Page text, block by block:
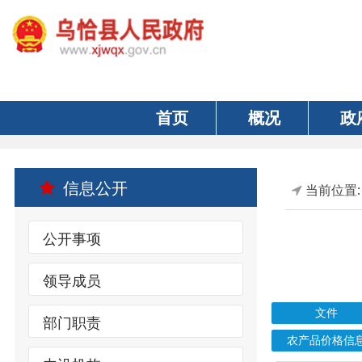
首页 概况 政府
信息公开
公开事项
领导成员
部门职责
内设机构
农产品价格信息
索引号